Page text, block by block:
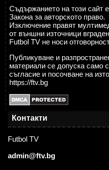
Съдържанието на този сайт
Закона за авторското право.
Изключение правят
от външни източници
Futbol TV не носи
Публикуване и
материали се допуска само
съгласие и посочване на
https://ftv.bg
Контакти
Futbol TV
admin@ftv.bg